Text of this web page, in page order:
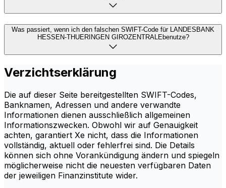
Was passiert, wenn ich den falschen SWIFT-Code für LANDESBANK
HESSEN-THUERINGEN GIROZENTRALEbenutze?
Verzichtserklärung
Die auf dieser Seite bereitgestellten SWIFT-Codes,
Banknamen, Adressen und andere verwandte
Informationen dienen ausschließlich allgemeinen
Informationszwecken. Obwohl wir auf Genauigkeit
achten, garantiert Xe nicht, dass die Informationen
vollständig, aktuell oder fehlerfrei sind. Die Details
können sich ohne Vorankündigung ändern und spiegeln
möglicherweise nicht die neuesten verfügbaren Daten
der jeweiligen Finanzinstitute wider.